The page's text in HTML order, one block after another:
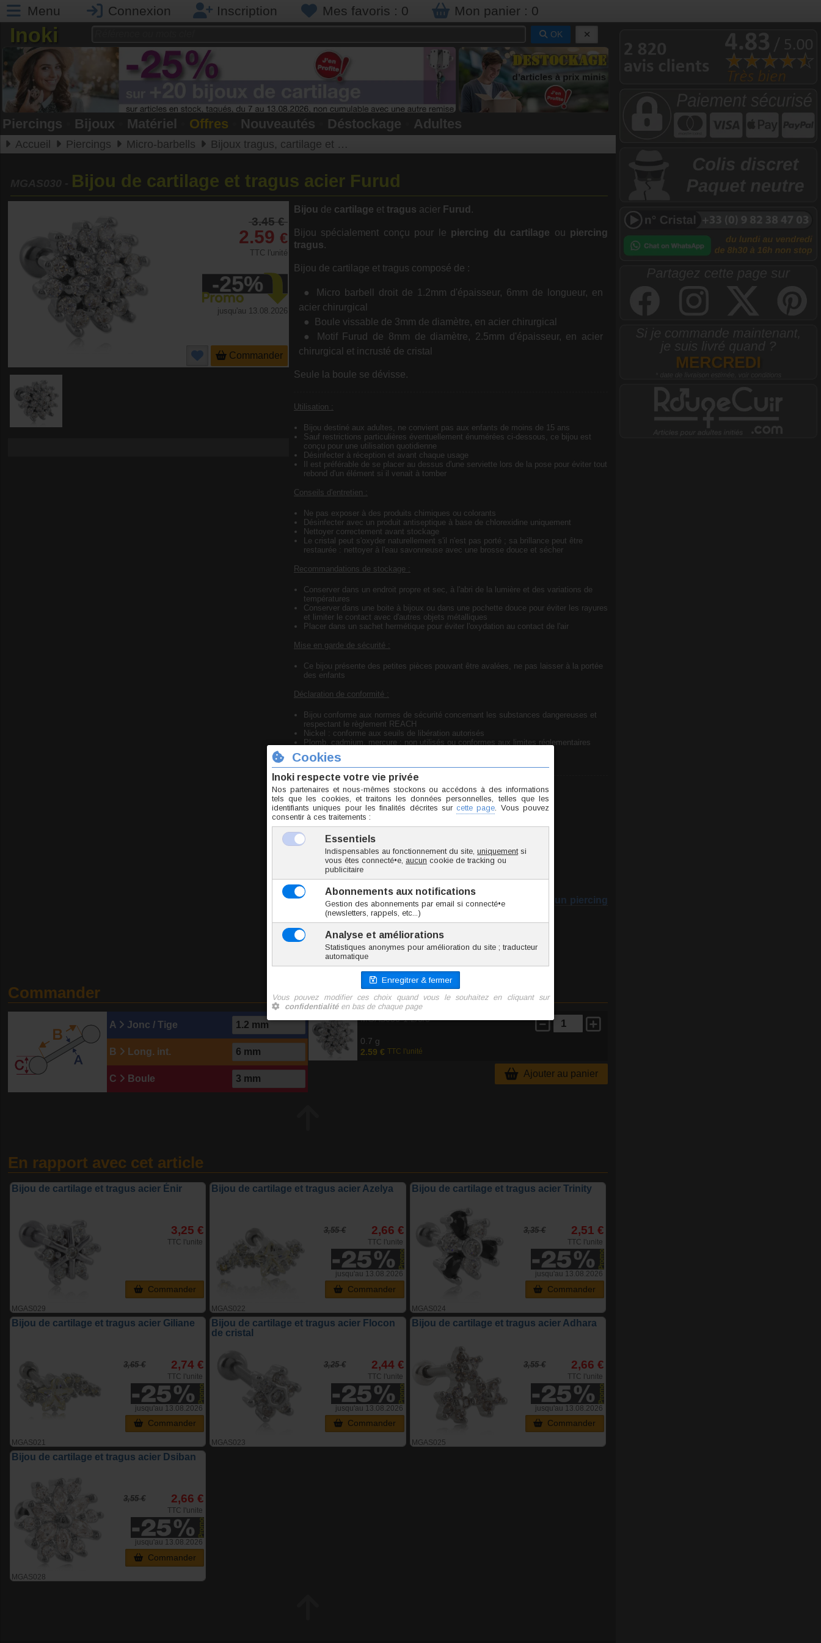
Menu Connexion Inscription Mes favoris : 0 Mon panier : 0
Inoki OK
Piercings Bijoux Matériel Offres Nouveautés Déstockage Adultes
Accueil Piercings Micro-barbells Bijoux tragus, cartilage et lobe
Bijou de cartilage et tragus acier Furud
3.45 €
2.59 €
TTC l'unité
-25%
jusqu'au 13.08.2026
Commander
Bijou de cartilage et tragus acier Furud .
Bijou spécialement conçu pour le piercing du cartilage ou piercing
tragus.
Bijou de cartilage et tragus composé de :
Micro barbell droit de 1.2mm d'épaisseur, 6mm de longueur, en
acier chirurgical
Boule vissable de 3mm de diamètre, en acier chirurgical
Motif Furud de 8mm de diamètre, 2.5mm d'épaisseur, en acier
chirurgical et incrusté de cristal
Seule la boule se dévisse.
Utilisation :
Bijou destiné aux adultes, ne convient pas aux enfants de moins de 15 ans
Sauf restrictions particulières éventuellement énumérées ci-dessous, ce bijou est
conçu pour une utilisation quotidienne
Désinfecter à réception et avant chaque usage
Il est préférable de se placer au dessus d'une serviette lors de la pose pour éviter tout
rebond d'un élément si il venait à tomber
Conseils d'entretien :
Ne pas exposer à des produits chimiques ou colorants
Désinfecter avec un produit antiseptique à base de chlorexidine uniquement
Nettoyer correctement avant stockage
Le cristal peut s'oxyder naturellement s'il n'est pas porté ; sa brillance peut être
restaurée : nettoyer à l'eau savonneuse avec une brosse douce et sécher
Recommandations de stockage :
Conserver dans un endroit propre et sec, à l'abri de la lumière et des variations de
températures
Conserver dans une boite à bijoux ou dans une pochette douce pour éviter les rayures
et limiter le contact avec d'autres objets métalliques
Placer dans un sachet hermétique pour éviter l'oxydation au contact de l'air
Mise en garde de sécurité :
Ce bijou présente des petites pièces pouvant être avalées, ne pas laisser à la portée
des enfants
Déclaration de conformité :
Bijou conforme aux normes de sécurité concernant les substances dangereuses et
respectant le règlement REACH
Nickel : conforme aux seuils de libération autorisés
Plomb, cadmium, mercure : non utilisés ou conformes aux limites réglementaires
Acier chirurgical 316L (ASTM F138)
Cristal
Acier chirurgical+Cristal
Taille unique
Utilisable pour : piercing cartilage, piercing lobe.
MarqueInoki
Origine Chine
Conformité RSGP
Téléchargez notre guide :Prendre les mesures pour un piercing
Commander
A Jonc / Tige
B Long. int.
C Boule
MGAS030-1.2/6/3
0.7 g
2.59 € TTC l'unité
Ajouter au panier
En rapport avec cet article
Bijou de cartilage et tragus acier Énir
MGAS029
3,25 €
TTC l'unite
Commander
Bijou de cartilage et tragus acier Azelya
MGAS022
3,55 € 2,66 €
TTC l'unite
jusqu'au 13.08.2026
Commander
Bijou de cartilage et tragus acier Trinity
MGAS024
3,35 € 2,51 €
TTC l'unite
jusqu'au 13.08.2026
Commander
Bijou de cartilage et tragus acier Giliane
MGAS021
3,65 € 2,74 €
TTC l'unite
jusqu'au 13.08.2026
Commander
Bijou de cartilage et tragus acier Flocon
de cristal
MGAS023
3,25 € 2,44 €
TTC l'unite
jusqu'au 13.08.2026
Commander
Bijou de cartilage et tragus acier Adhara
MGAS025
3,55 € 2,66 €
TTC l'unite
jusqu'au 13.08.2026
Commander
Bijou de cartilage et tragus acier Dsiban
MGAS028
3,55 € 2,66 €
TTC l'unite
jusqu'au 13.08.2026
Commander